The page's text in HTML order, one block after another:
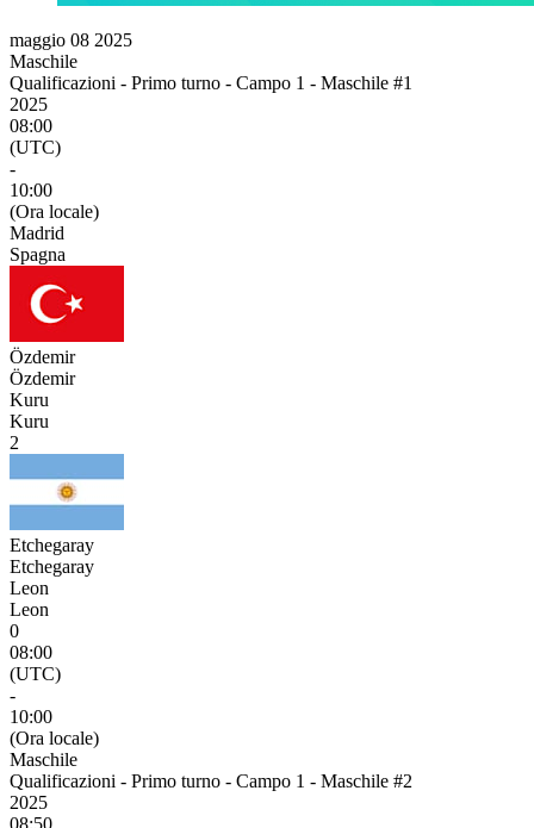
maggio 08 2025
Maschile
Qualificazioni - Primo turno - Campo 1 - Maschile #1
2025
08:00
(UTC)
-
10:00
(Ora locale)
Madrid
Spagna
Özdemir
Özdemir
Kuru
Kuru
2
Etchegaray
Etchegaray
Leon
Leon
0
08:00
(UTC)
-
10:00
(Ora locale)
Maschile
Qualificazioni - Primo turno - Campo 1 - Maschile #2
2025
08:50